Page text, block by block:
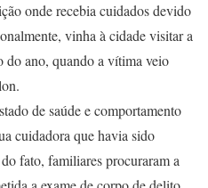
onde recebia cuidados devido
vinha à cidade visitar a
ano, quando a vítima veio
de saúde e comportamento
cuidadora que havia sido
fato, familiares procuraram a